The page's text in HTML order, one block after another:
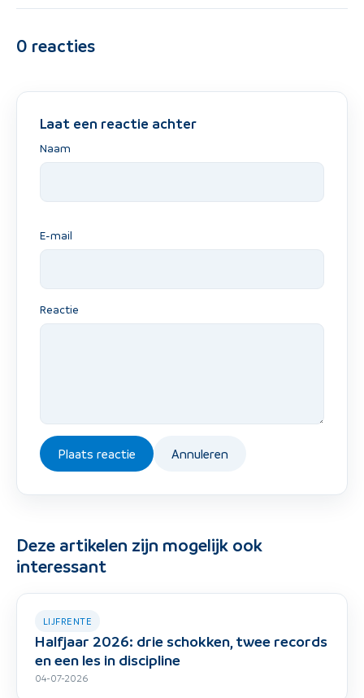
0 reacties
Laat een reactie achter
Naam
E-mail
Reactie
Plaats reactie Annuleren
Deze artikelen zijn mogelijk ook
interessant
LIJFRENTE
Halfjaar 2026: drie schokken, twee records
en een les in discipline
04-07-2026